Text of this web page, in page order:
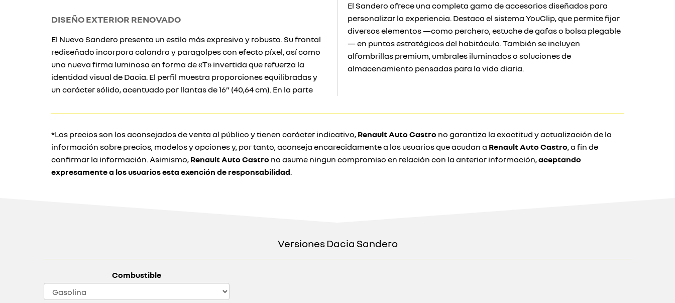
DISEÑO EXTERIOR RENOVADO
El Nuevo Sandero presenta un estilo más expresivo y robusto. Su frontal
rediseñado incorpora calandra y paragolpes con efecto píxel, así como
una nueva firma luminosa en forma de «T» invertida que refuerza la
identidad visual de Dacia. El perfil muestra proporciones equilibradas y
un carácter sólido, acentuado por llantas de 16” (40,64 cm). En la parte
El Sandero ofrece una completa gama de accesorios diseñados para
personalizar la experiencia. Destaca el sistema YouClip, que permite fijar
diversos elementos —como perchero, estuche de gafas o bolsa plegable
— en puntos estratégicos del habitáculo. También se incluyen
alfombrillas premium, umbrales iluminados o soluciones de
almacenamiento pensadas para la vida diaria.
*Los precios son los aconsejados de venta al público y tienen carácter indicativo, Renault Auto Castro no garantiza la exactitud y actualización de la
información sobre precios, modelos y opciones y, por tanto, aconseja encarecidamente a los usuarios que acudan a Renault Auto Castro, a fin de
confirmar la información. Asimismo, Renault Auto Castro no asume ningun compromiso en relación con la anterior información,aceptando
expresamente a los usuarios esta exención de responsabilidad.
Versiones Dacia Sandero
Combustible